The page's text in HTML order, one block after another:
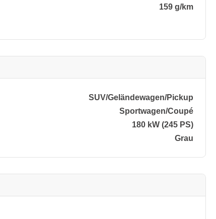
159 g/km
SUV/​Geländewagen/​Pickup
Sportwagen/​Coupé
180 kW (245 PS)
Grau